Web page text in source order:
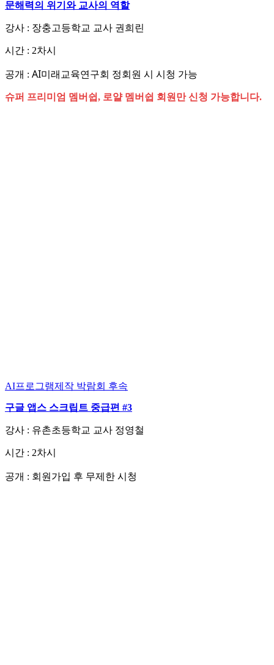
문해력의 위기와 교사의 역할
강사 : 장충고등학교 교사 권희린
시간 : 2차시
공개 : AI미래교육연구회 정회원 시 시청 가능
슈퍼 프리미엄 멤버쉽, 로얄 멤버쉽 회원만 신청 가능합니다.
AI프로그램제작 박람회 후속
구글 앱스 스크립트 중급편 #3
강사 : 유촌초등학교 교사 정영철
시간 : 2차시
공개 : 회원가입 후 무제한 시청